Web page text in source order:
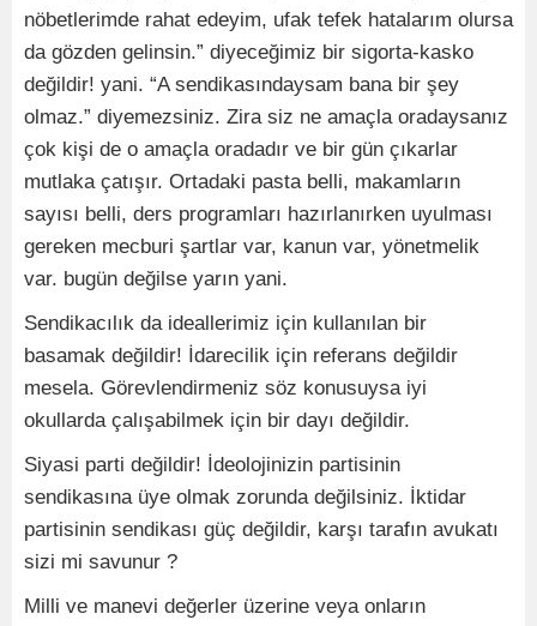
nöbetlerimde rahat edeyim, ufak tefek hatalarım olursa
da gözden gelinsin.” diyeceğimiz bir sigorta-kasko
değildir! yani. “A sendikasındaysam bana bir şey
olmaz.” diyemezsiniz. Zira siz ne amaçla oradaysanız
çok kişi de o amaçla oradadır ve bir gün çıkarlar
mutlaka çatışır. Ortadaki pasta belli, makamların
sayısı belli, ders programları hazırlanırken uyulması
gereken mecburi şartlar var, kanun var, yönetmelik
var. bugün değilse yarın yani.
Sendikacılık da ideallerimiz için kullanılan bir
basamak değildir! İdarecilik için referans değildir
mesela. Görevlendirmeniz söz konusuysa iyi
okullarda çalışabilmek için bir dayı değildir.
Siyasi parti değildir! İdeolojinizin partisinin
sendikasına üye olmak zorunda değilsiniz. İktidar
partisinin sendikası güç değildir, karşı tarafın avukatı
sizi mi savunur ?
Milli ve manevi değerler üzerine veya onların